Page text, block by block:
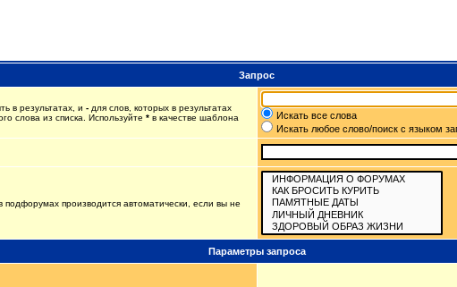
Запрос
в результатах, и - для слов, которых в результатах
слова из списка. Используйте * в качестве шаблона
Искать все слова
Искать любое слово/поиск с языком
производится автоматически, если вы не
Параметры запроса